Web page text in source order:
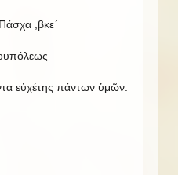
,βκε´
εὐχέτης πάντων ὑμῶν.